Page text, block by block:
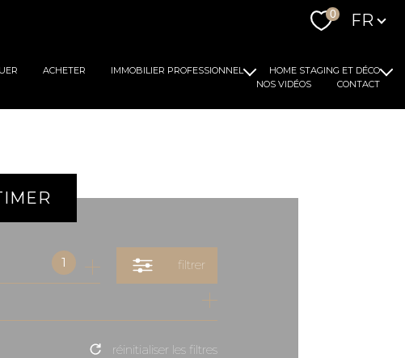
0 Langue
FR
ACHETER IMMOBILIER PROFESSIONNEL
Acheter
HOME STAGING ET DÉCO
Notre expertise
NOS VIDÉOS CONTACT
1 filtrer
réinitialiser les filtres